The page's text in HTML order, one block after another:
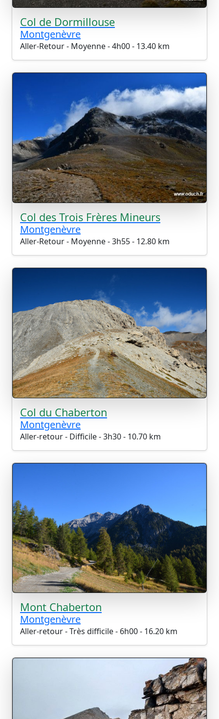
Col de Dormillouse
Montgenèvre
Aller-Retour - Moyenne - 4h00 - 13.40 km
Col des Trois Frères Mineurs
Montgenèvre
Aller-Retour - Moyenne - 3h55 - 12.80 km
Col du Chaberton
Montgenèvre
Aller-retour - Difficile - 3h30 - 10.70 km
Mont Chaberton
Montgenèvre
Aller-retour - Très difficile - 6h00 - 16.20 km